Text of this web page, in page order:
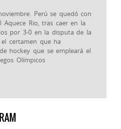
Perú se quedó con
Rio, tras caer en la
por 3-0 en la disputa de la
certamen que ha
hockey que se empleará el
Olímpicos